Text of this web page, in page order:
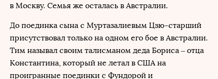
в Москву. Семья же осталась в Австралии.
До поединка сына с Муртазалиевым Цзю-старший
присутствовал только на одном его бое в Австралии.
Тим называл своим талисманом деда Бориса – отца
Константина, который не летал в США на
проигранные поединки с Фундорой и